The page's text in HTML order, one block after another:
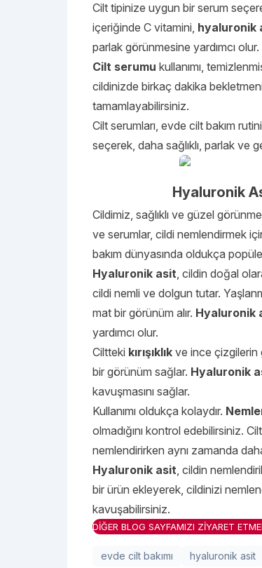
Cilt tipinize uygun bir serum
içeriğinde C vitamini, hyaluronik
parlak görünmesine yardımcı olur.
Cilt serumu kullanımı,
cildinizde birkaç dakika
tamamlayabilirsiniz.
Cilt serumları, evde cilt bakım
seçerek, daha sağlıklı, parlak ve
Hyaluronik
Cildimiz, sağlıklı ve güzel
ve serumlar, cildi nemlendirmek
bakım dünyasında oldukça
Hyaluronik asit, cildin doğal
cildi nemli ve dolgun tutar.
mat bir görünüm alır. Hyaluronik
yardımcı olur.
Ciltteki kırışıklık ve ince çizgilerin
bir görünüm sağlar. Hyaluronik
kavuşmasını sağlar.
Kullanımı oldukça kolaydır.
olmadığını kontrol edebilirsiniz.
nemlendirirken aynı zamanda
Hyaluronik asit, cildin
bir ürün ekleyerek, cildinizi
kavuşabilirsiniz.
DİĞER BLOG SAYFAMIZI ZİYARET
evde cilt bakımı hyaluronik asit